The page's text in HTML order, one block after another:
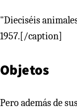
"Dieciséis
1957.[/caption]
Objetos
Pero además de